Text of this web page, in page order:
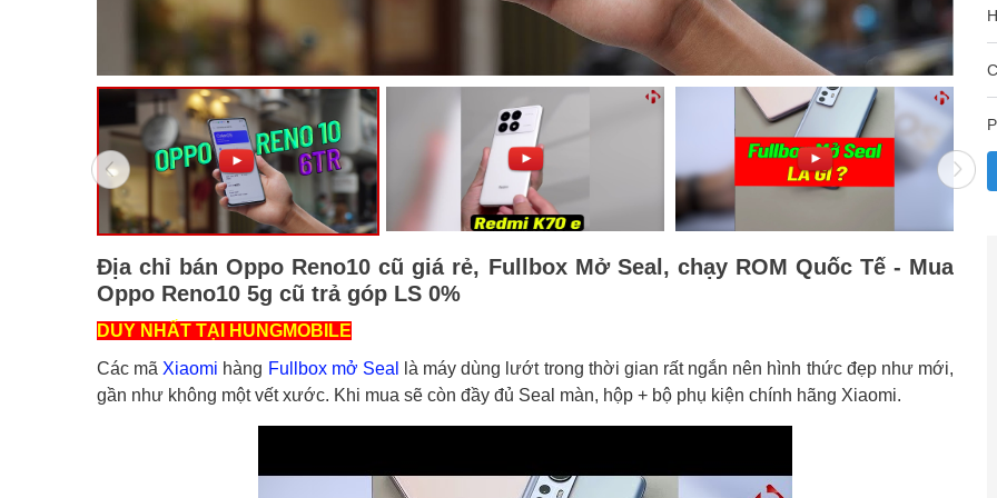
Địa chỉ bán Oppo Reno10 cũ giá rẻ, Fullbox Mở Seal, chạy ROM Quốc Tế - Mua
Oppo Reno10 5g cũ trả góp LS 0%
DUY NHẤT TẠI HUNGMOBILE
Các mã Xiaomi hàng Fullbox mở Seal
là máy dùng lướt trong thời gian rất ngắn nên hình thức đẹp như mới,
gần như không một vết xước. Khi mua sẽ còn đầy đủ Seal màn, hộp + bộ phụ kiện chính hãng Xiaomi.